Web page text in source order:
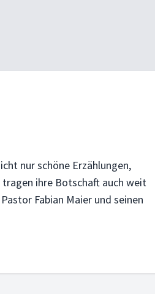
nur schöne Erzählungen,
tragen ihre Botschaft auch weit
Fabian Maier und seinen